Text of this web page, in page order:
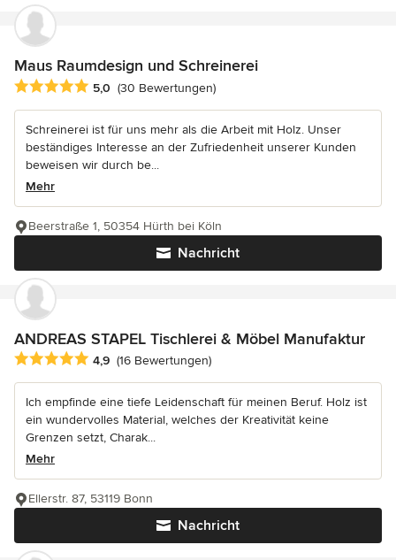
Maus Raumdesign und Schreinerei
Durchschnittliche Bewertung: 5 von 5 Sternen
5,0 (30 Bewertungen)
Schreinerei ist für uns mehr als die Arbeit mit Holz. Unser
beständiges Interesse an der Zufriedenheit unserer Kunden
beweisen wir durch be...
Mehr
Nachricht
Beerstraße 1, 50354 Hürth bei Köln
ANDREAS STAPEL Tischlerei & Möbel Manufaktur
Durchschnittliche Bewertung: 4.9 von 5 Sternen
4,9 (16 Bewertungen)
Ich empfinde eine tiefe Leidenschaft für meinen Beruf. Holz ist
ein wundervolles Material, welches der Kreativität keine
Grenzen setzt, Charak...
Mehr
Nachricht
Ellerstr. 87, 53119 Bonn